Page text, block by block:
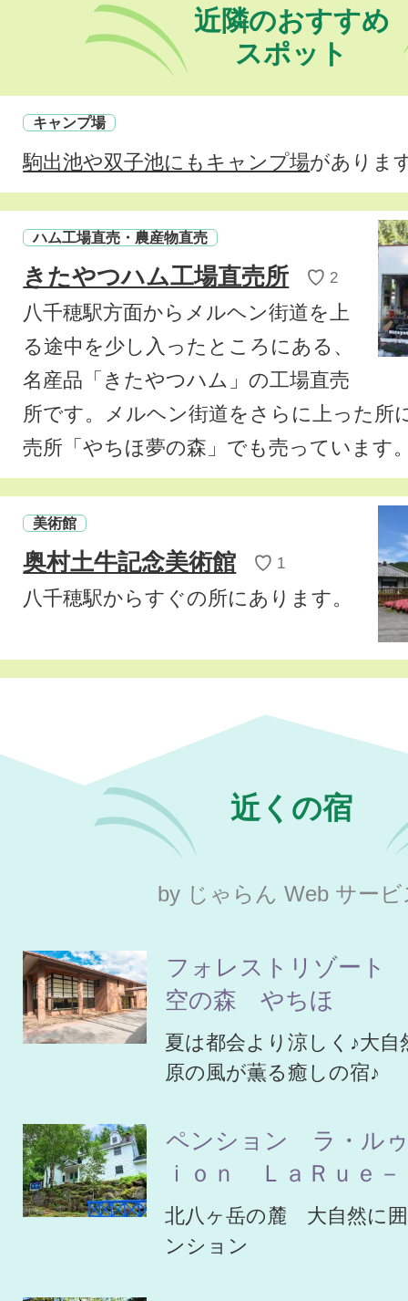
近隣のおすすめ
スポット
キャンプ場
駒出池や双子池にもキャンプ場がありま
ハム工場直売・農産物直売
きたやつハム工場直売所 ♡ 2
八千穂駅方面からメルヘン街道を上
る途中を少し入ったところにある、
名産品「きたやつハム」の工場直売
所です。メルヘン街道をさらに上った所
売所「やちほ夢の森」でも売っています
美術館
奥村土牛記念美術館 ♡ 1
八千穂駅からすぐの所にあります。
近くの宿
by じゃらん Web サービ
フォレストリゾー
空の森 やちほ
夏は都会より涼しく♪大
原の風が薫る癒しの宿♪
ペンション ラ・ル
ｉｏｎ ＬａＲｕｅ－
北八ヶ岳の麓 大自然に
ンション